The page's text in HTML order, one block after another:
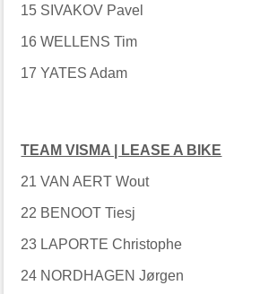
15 SIVAKOV Pavel
16 WELLENS Tim
17 YATES Adam
TEAM VISMA | LEASE A BIKE
21 VAN AERT Wout
22 BENOOT Tiesj
23 LAPORTE Christophe
24 NORDHAGEN Jørgen